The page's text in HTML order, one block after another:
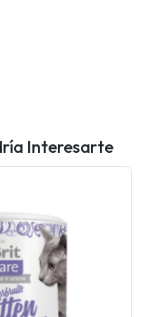
Interesarte